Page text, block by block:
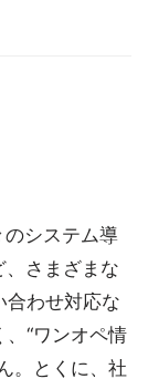
システム導
、さまざまな
合わせ対応な
“ワンオペ情
。とくに、社